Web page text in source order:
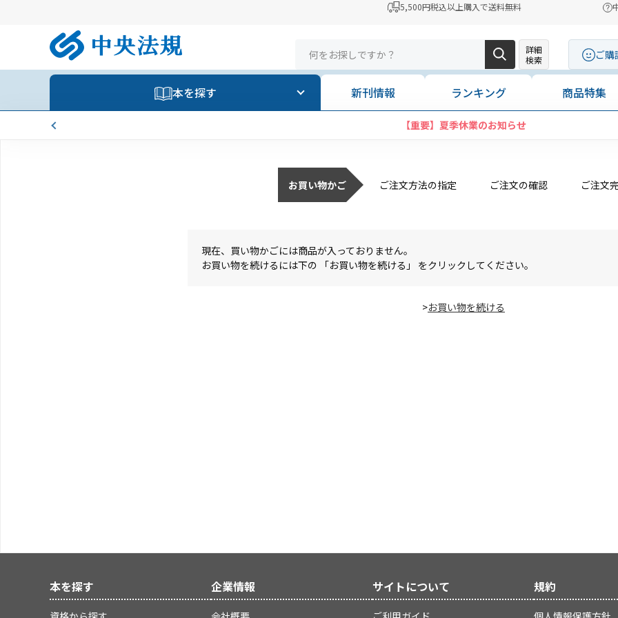
5,500円税込以上購入で送料無料
詳細
検索
ご
本を探す 新刊情報 ランキング 商品特集
【重要】夏季休業のお知らせ
お買い物かご ご注文方法の指定 ご注文の確認 ご注文
現在、買い物かごには商品が入っておりません。
お買い物を続けるには下の 「お買い物を続ける」 をクリックしてください。
>
本を探す 企業情報 サイトについて 規約